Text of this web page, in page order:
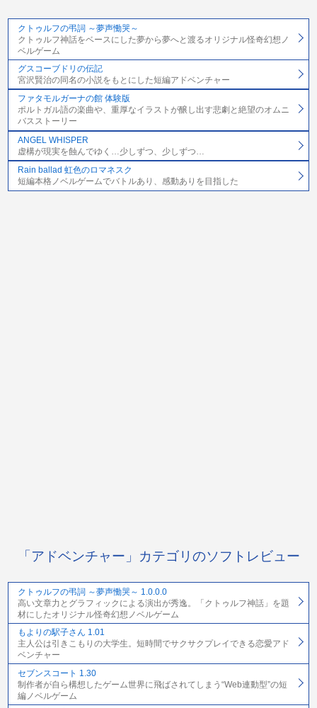
クトゥルフの弔詞 ～夢声慟哭～
クトゥルフ神話をベースにした夢から夢へと渡るオリジナル怪奇幻想ノ
ベルゲーム
グスコーブドリの伝記
宮沢賢治の同名の小説をもとにした短編アドベンチャー
ファタモルガーナの館 体験版
ポルトガル語の楽曲や、重厚なイラストが醸し出す悲劇と絶望のオムニ
バスストーリー
ANGEL WHISPER
虚構が現実を蝕んでゆく…少しずつ、少しずつ…
Rain ballad 虹色のロマネスク
短編本格ノベルゲームでバトルあり、感動ありを目指した
「アドベンチャー」カテゴリのソフトレビュー
クトゥルフの弔詞 ～夢声慟哭～ 1.0.0.0
高い文章力とグラフィックによる演出が秀逸。「クトゥルフ神話」を題
材にしたオリジナル怪奇幻想ノベルゲーム
もよりの駅子さん 1.01
主人公は引きこもりの大学生。短時間でサクサクプレイできる恋愛アド
ベンチャー
セブンスコート 1.30
制作者が自ら構想したゲーム世界に飛ばされてしまう“Web連動型”の短
編ノベルゲーム